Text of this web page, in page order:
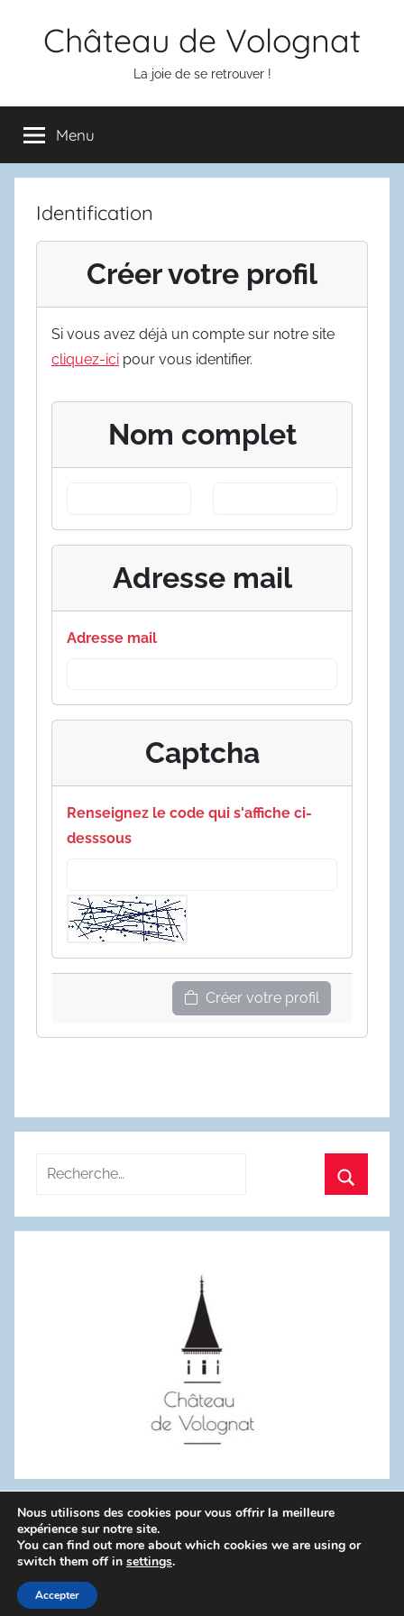
Château de Volognat
La joie de se retrouver !
Menu
Identification
Créer votre profil
Si vous avez déjà un compte sur notre site
cliquez-ici pour vous identifier.
Nom complet
Adresse mail
Adresse mail
Captcha
Renseignez le code qui s'affiche ci-
desssous
Créer votre profil
Recherche
:
WordPress Theme: Donovan by ThemeZee.
Politique de confidentialité
Nous utilisons des cookies pour vous offrir la meilleure
expérience sur notre site.
You can find out more about which cookies we are using or
switch them off in settings.
Accepter